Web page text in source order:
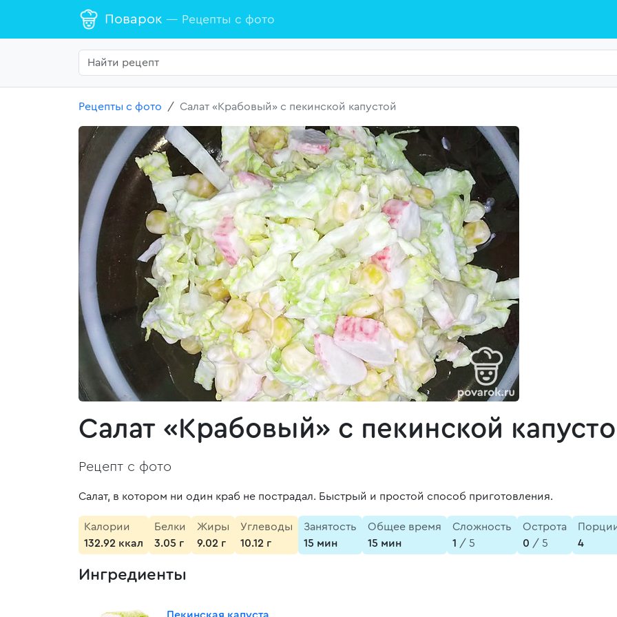
Поварок — Рецепты с фото
Рецепты с фото Салат «Крабовый» с пекинской капустой
Салат «Крабовый» с пекинской
Рецепт с фото
Салат, в котором ни один краб не пострадал. Быстрый и простой способ приготовления.
Калории
132.92 ккал
Белки
3.05 г
Жиры
9.02 г
Углеводы
10.12 г
Занятость
15 мин
Общее время
15 мин
Сложность
1 / 5
Острота
0 / 5
4
Ингредиенты